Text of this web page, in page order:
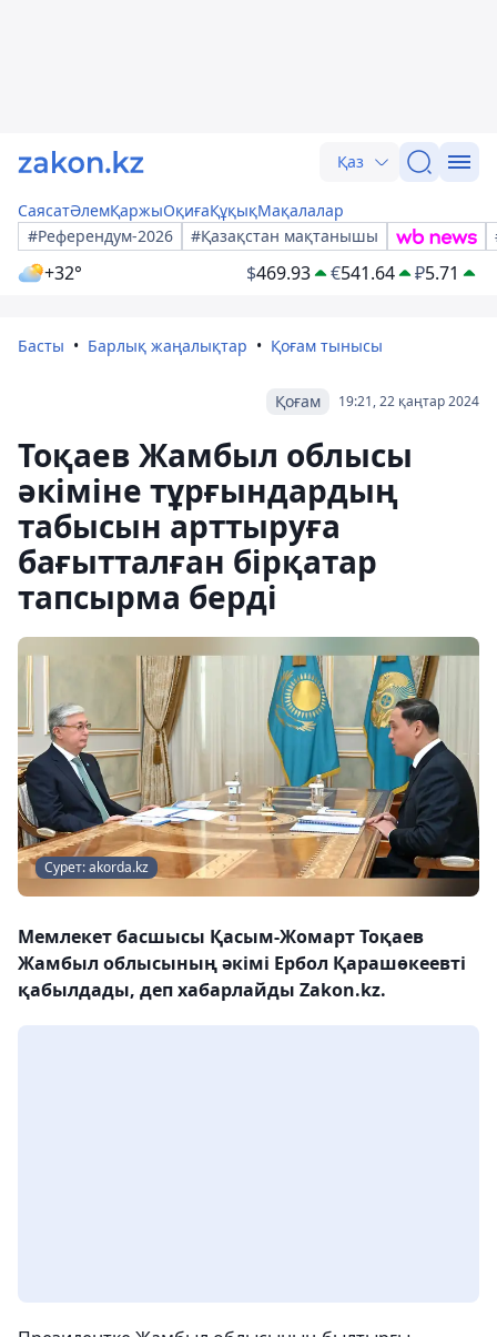
Қаз
СаясатӘлемҚаржыОқиғаҚұқықМақалалар
#Референдум-2026
#Қазақстан мақтанышы
+32° $469.93 €541.64 ₽5.71
Басты Барлық жаңалықтар Қоғам тынысы
19:21, 22 қаңтар 2024
Қоғам
Тоқаев Жамбыл облысы
әкіміне тұрғындардың
табысын арттыруға
бағытталған бірқатар
тапсырма берді
Сурет: akorda.kz
Мемлекет басшысы Қасым-Жомарт Тоқаев
Жамбыл облысының әкімі Ербол Қарашөкеевті
қабылдады, деп хабарлайды Zakon.kz.